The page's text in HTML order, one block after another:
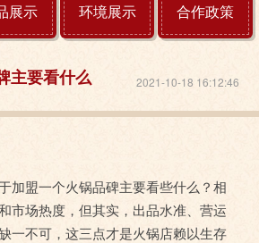
展示 环境展示 合作政策
2021-10-18 16:12:46
主要看什么
加盟一个火锅品碑主要看些什么？相
市场热度，但其实，出品水准、营运
一不可，这三点才是火锅店赖以生存